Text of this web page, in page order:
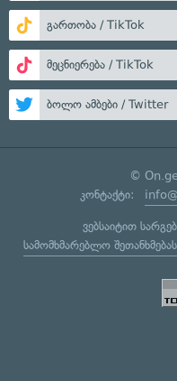
გართობა / TikTok
მეცნიერება / TikTok
ბოლო ამბები / Twitter
©
კონტაქტი:
ვებსაიტით
სამომხმარებლო შეთანხმებას